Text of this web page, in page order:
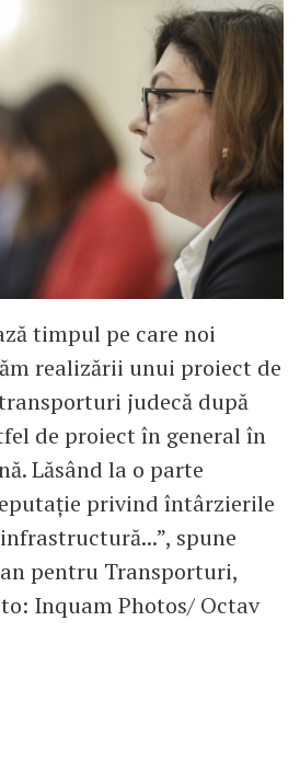
timpul pe care noi
realizării unui proiect de
judecă după
de proiect în general în
Lăsând la o parte
privind întârzierile
spune
pentru Transporturi,
Inquam Photos/ Octav